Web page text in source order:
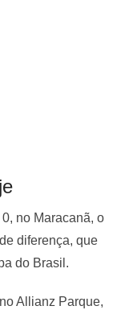
no Maracanã, o
diferença, que
do Brasil.
Allianz Parque,